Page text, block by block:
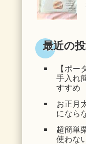
最近の
【ポー
手入れ
すすめ
お正月
になら
超簡単
使わな